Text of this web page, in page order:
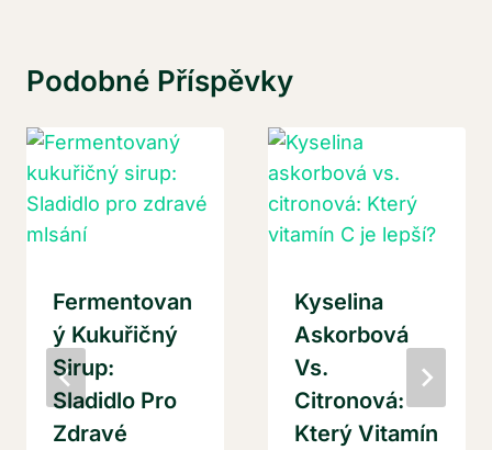
Podobné Příspěvky
Fermentovan
Ý Kukuřičný
Sirup:
Sladidlo Pro
Zdravé
Kyselina
Askorbová
Vs.
Citronová:
Který Vitamín